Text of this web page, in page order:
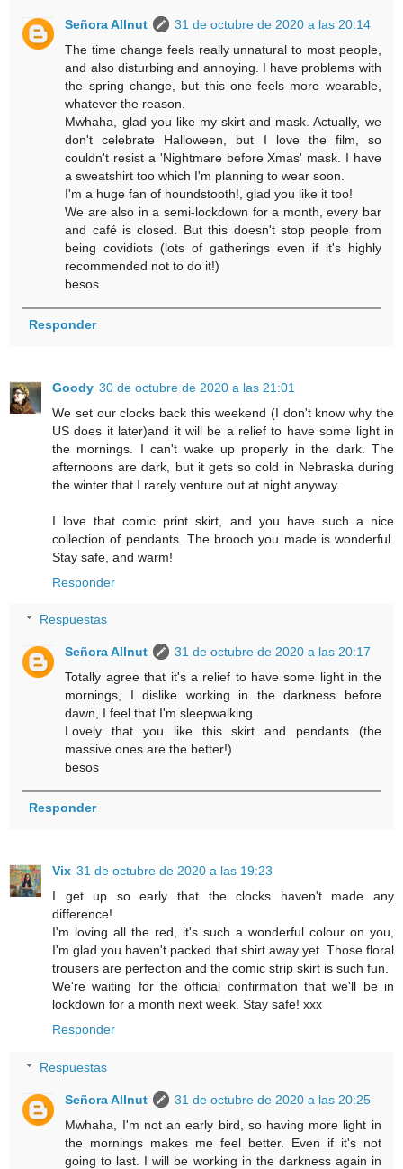
Señora Allnut
31 de octubre de 2020 a las 20:14
The time change feels really unnatural to most people,
and also disturbing and annoying. I have problems with
the spring change, but this one feels more wearable,
whatever the reason.
Mwhaha, glad you like my skirt and mask. Actually, we
don't celebrate Halloween, but I love the film, so
couldn't resist a 'Nightmare before Xmas' mask. I have
a sweatshirt too which I'm planning to wear soon.
I'm a huge fan of houndstooth!, glad you like it too!
We are also in a semi-lockdown for a month, every bar
and café is closed. But this doesn't stop people from
being covidiots (lots of gatherings even if it's highly
recommended not to do it!)
besos
Responder
Goody 30 de octubre de 2020 a las 21:01
We set our clocks back this weekend (I don't know why the
US does it later)and it will be a relief to have some light in
the mornings. I can't wake up properly in the dark. The
afternoons are dark, but it gets so cold in Nebraska during
the winter that I rarely venture out at night anyway.
I love that comic print skirt, and you have such a nice
collection of pendants. The brooch you made is wonderful.
Stay safe, and warm!
Responder
Respuestas
Señora Allnut
31 de octubre de 2020 a las 20:17
Totally agree that it's a relief to have some light in the
mornings, I dislike working in the darkness before
dawn, I feel that I'm sleepwalking.
Lovely that you like this skirt and pendants (the
massive ones are the better!)
besos
Responder
Vix 31 de octubre de 2020 a las 19:23
I get up so early that the clocks haven't made any
difference!
I'm loving all the red, it's such a wonderful colour on you,
I'm glad you haven't packed that shirt away yet. Those floral
trousers are perfection and the comic strip skirt is such fun.
We're waiting for the official confirmation that we'll be in
lockdown for a month next week. Stay safe! xxx
Responder
Respuestas
Señora Allnut
31 de octubre de 2020 a las 20:25
Mwhaha, I'm not an early bird, so having more light in
the mornings makes me feel better. Even if it's not
going to last. I will be working in the darkness again in